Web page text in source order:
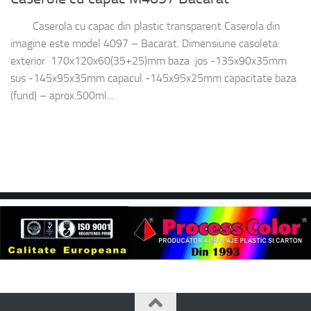
Caserola cu capac din plastic transparent Caserola din
imagine este model 4097 – Bacarat. Dimensiune casoleta:
exterior 170x120x60(35+25)mm baza jos -135x90x35mm
sus -145x95x35mm capacul -145x95x25mm capacitate baza
(fund) – aprox.500ml...